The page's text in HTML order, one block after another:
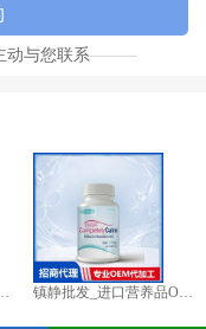
动与您联系
招商代加工_进口营养品供应链 镇静批发_进口营养品OEM招商代加工_进口营养品供应链